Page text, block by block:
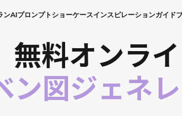
ンAIプロンプトショーケースインスピレーションガイド
無料オンラ
ン図ジェネ